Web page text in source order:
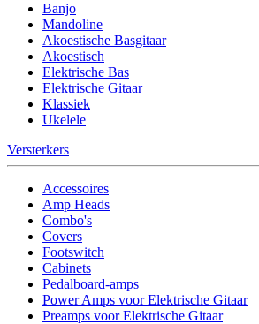
Banjo
Mandoline
Akoestische Basgitaar
Akoestisch
Elektrische Bas
Elektrische Gitaar
Klassiek
Ukelele
Versterkers
Accessoires
Amp Heads
Combo's
Covers
Footswitch
Cabinets
Pedalboard-amps
Power Amps voor Elektrische Gitaar
Preamps voor Elektrische Gitaar